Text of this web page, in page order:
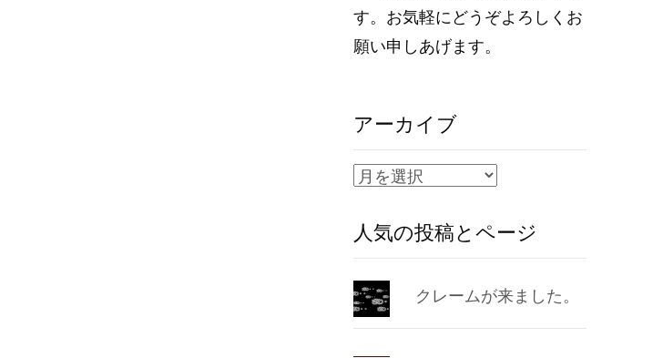
す。お気軽にどうぞよろしくお
願い申しあげます。
アーカイブ
ア
カ
イ
ブ
人気の投稿とページ
クレームが来ました。